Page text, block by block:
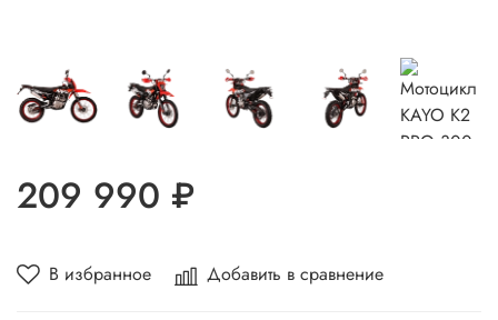
В избранное Добавить в сравнение
209 990 ₽